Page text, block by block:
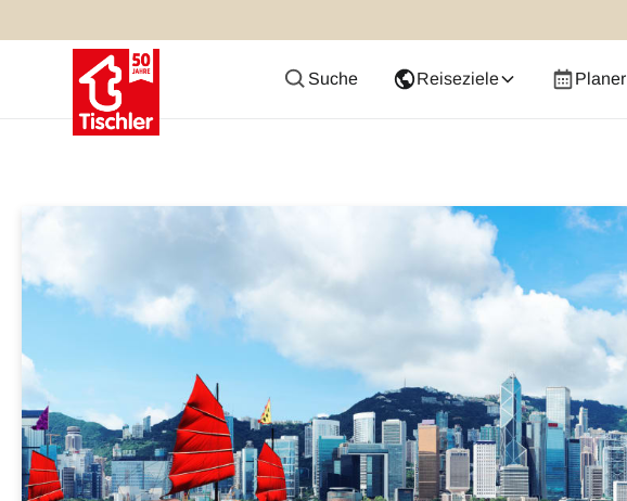
Suche Reiseziele Planer